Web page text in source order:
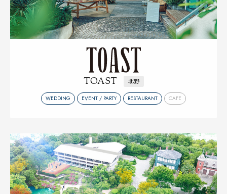
TOAST 北野
WEDDING EVENT / PARTY RESTAURANT CAFE